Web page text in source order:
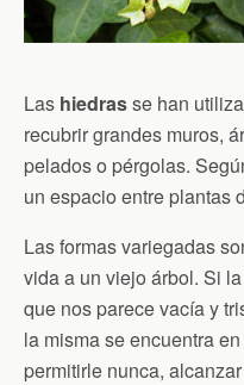
Las hiedrasse han
recubrir grandes muros,
pelados o pérgolas.
un espacio entre plantas
Las formas variegadas
vida a un viejo árbol. Si
que nos parece vacía y
la misma se encuentra
permitirle nunca,